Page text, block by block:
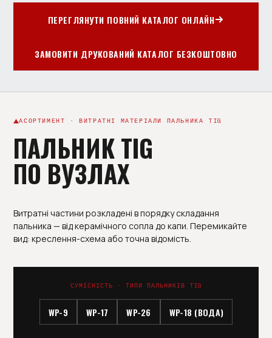
ПЕРЕГЛЯНУТИ ПОВНИЙ КАТАЛОГ ОНЛАЙН
ЗАМОВИТИ ДРУКОВАНИЙ КАТАЛОГ БЕЗКОШТОВНО
АСОРТИМЕНТ · ВИТРАТНІ МАТЕРІАЛИ ПАЛЬНИКА TIG
ПАЛЬНИК TIG
ПО ВУЗЛАХ
Витратні частини розкладені в порядку складання
пальника — від керамічного сопла до капи. Перемикайте
вид: креслення-схема або точна відомість.
СУМІСНІСТЬ · ТИПИ ПАЛЬНИКІВ TIG
WP-9 WP-17 WP-26 WP-18 (ВОДА)